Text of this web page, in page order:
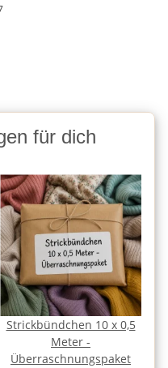
für dich
Strickbündchen 10 x 0,5
Meter -
Überraschnungspaket